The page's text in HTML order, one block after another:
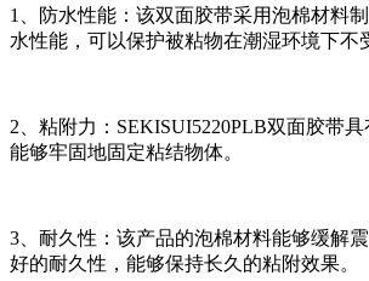
1、防水性能：该双面胶带采用泡棉材料
水性能，可以保护被粘物在潮湿环境下不
2、粘附力：SEKISUI5220PLB双面胶带具
能够牢固地固定粘结物体。
3、耐久性：该产品的泡棉材料能够缓解
好的耐久性，能够保持长久的粘附效果。